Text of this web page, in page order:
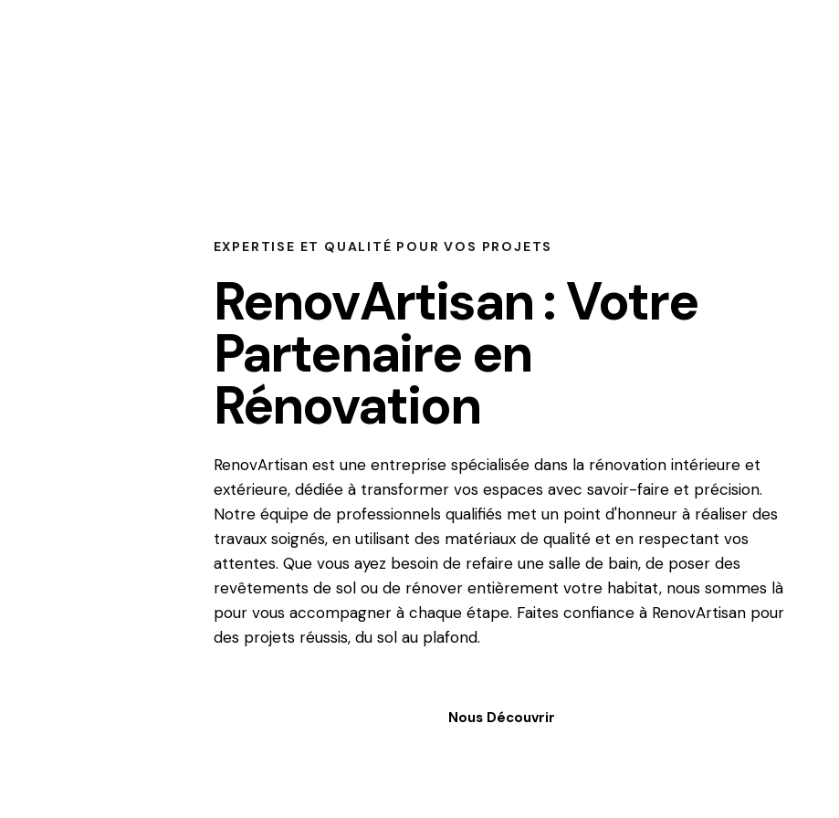
EXPERTISE ET QUALITÉ POUR VOS PROJETS
RenovArtisan : Votre
Partenaire en
Rénovation
RenovArtisan est une entreprise spécialisée dans la rénovation intérieure et
extérieure, dédiée à transformer vos espaces avec savoir-faire et précision.
Notre équipe de professionnels qualifiés met un point d'honneur à réaliser des
travaux soignés, en utilisant des matériaux de qualité et en respectant vos
attentes. Que vous ayez besoin de refaire une salle de bain, de poser des
revêtements de sol ou de rénover entièrement votre habitat, nous sommes là
pour vous accompagner à chaque étape. Faites confiance à RenovArtisan pour
des projets réussis, du sol au plafond.
Nous Découvrir